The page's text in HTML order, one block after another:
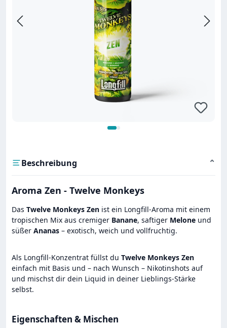
Beschreibung ⌄
Aroma Zen - Twelve Monkeys
Das Twelve Monkeys Zen ist ein Longfill-Aroma mit einem
tropischen Mix aus cremiger Banane, saftiger Melone und
süßer Ananas – exotisch, weich und vollfruchtig.
Als Longfill-Konzentrat füllst du Twelve Monkeys Zen
einfach mit Basis und – nach Wunsch – Nikotinshots auf
und mischst dir dein Liquid in deiner Lieblings-Stärke
selbst.
Eigenschaften & Mischen